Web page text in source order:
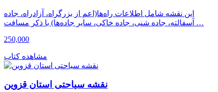
این نقشه شامل اطلاعات راه‌ها(اعم از بزرگراه، آزادراه، جاده
آسفالته، جاده شنی، جاده خاکی، سایر جاده‌ها) با ذکر مسافت …
250,000
مشاهده کتاب
نقشه سیاحتی استان قزوین